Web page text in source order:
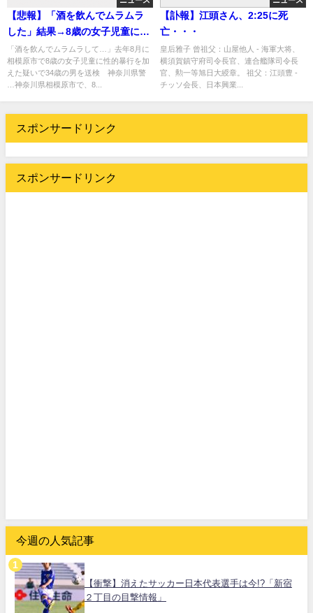
【悲報】「酒を飲んでムラムラ
した」結果→8歳の女子児童に性
的暴行・・・
「酒を飲んでムラムラして…」去年8月に
相模原市で8歳の女子児童に性的暴行を加
えた疑いで34歳の男を送検 神奈川県警
…神奈川県相模原市で、8...
【訃報】江頭さん、2:25に死
亡・・・
皇后雅子 曾祖父：山屋他人 - 海軍大将、
横須賀鎮守府司令長官、連合艦隊司令長
官、勲一等旭日大綬章。 祖父：江頭豊 -
チッソ会長、日本興業...
スポンサードリンク
スポンサードリンク
今週の人気記事
【衝撃】消えたサッカー日本代表選手は今!?「新宿
２丁目の目撃情報」